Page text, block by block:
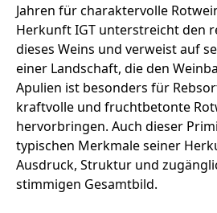
Jahren für charaktervolle
Herkunft IGT unterstreicht den
dieses Weins und verweist auf
einer Landschaft, die den
Apulien ist besonders für
kraftvolle und fruchtbetonte
hervorbringen. Auch dieser
typischen Merkmale seiner
Ausdruck, Struktur und
stimmigen Gesamtbild.